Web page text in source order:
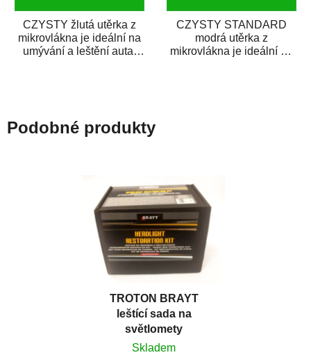
CZYSTY žlutá utěrka z
mikrovlákna je ideální na
umývání a leštění auta.
CZYSTY STANDARD
modrá utěrka z
mikrovlákna je ideální na
Podobné produkty
TROTON BRAYT
leštící sada na
světlomety
Skladem